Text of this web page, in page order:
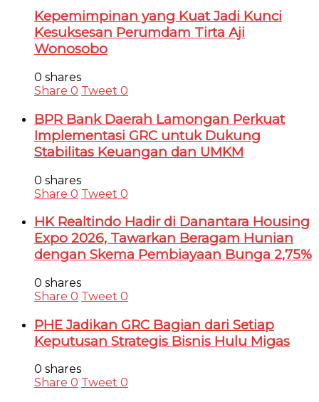
Kepemimpinan yang Kuat Jadi Kunci
Kesuksesan Perumdam Tirta Aji
Wonosobo
0 shares
Share 0 Tweet 0
BPR Bank Daerah Lamongan Perkuat
Implementasi GRC untuk Dukung
Stabilitas Keuangan dan UMKM
0 shares
Share 0 Tweet 0
HK Realtindo Hadir di Danantara Housing
Expo 2026, Tawarkan Beragam Hunian
dengan Skema Pembiayaan Bunga 2,75%
0 shares
Share 0 Tweet 0
PHE Jadikan GRC Bagian dari Setiap
Keputusan Strategis Bisnis Hulu Migas
0 shares
Share 0 Tweet 0